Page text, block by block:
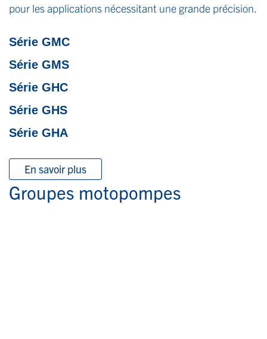
pour les applications nécessitant une grande précision.
Série GMC
Série GMS
Série GHC
Série GHS
Série GHA
En savoir plus
Groupes motopompes